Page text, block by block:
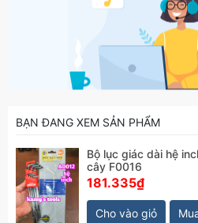
BẠN ĐANG XEM SẢN PHẨM
Bộ lục giác dài hệ
cây F0016
181.335₫
Cho vào giỏ